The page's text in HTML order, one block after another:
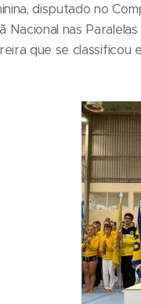
disputado no
Nacional nas
que se classificou